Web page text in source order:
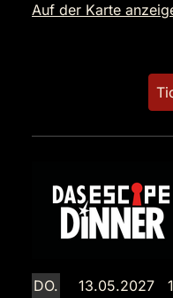
Auf der Karte
DO.
13.05.2027